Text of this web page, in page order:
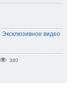
видео
380